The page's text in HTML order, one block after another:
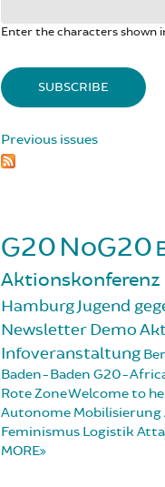
Enter the characters shown
Previous issues
G20NoG20
Aktionskonferenz
HamburgJugend
NewsletterDemo
Infoveranstaltung
Baden-Baden G20-
Rote ZoneWelcome to
Autonome Mobilisierung
Feminismus Logistik
MORE